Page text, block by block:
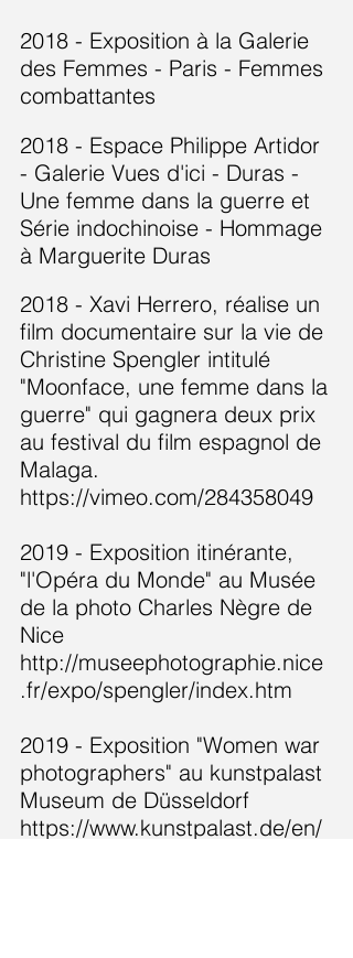
2018 - Exposition à la Galerie
des Femmes - Paris - Femmes
combattantes
2018 - Espace Philippe Artidor
- Galerie Vues d'ici - Duras -
Une femme dans la guerre et
Série indochinoise - Hommage
à Marguerite Duras
2018 - Xavi Herrero, réalise un
film documentaire sur la vie de
Christine Spengler intitulé
"Moonface, une femme dans la
guerre" qui gagnera deux prix
au festival du film espagnol de
Malaga.
https://vimeo.com/284358049
2019 - Exposition itinérante,
"l'Opéra du Monde" au Musée
de la photo Charles Nègre de
Nice
http://museephotographie.nice
.fr/expo/spengler/index.htm
2019 - Exposition "Women war
photographers" au kunstpalast
Museum de Düsseldorf
https://www.kunstpalast.de/en/